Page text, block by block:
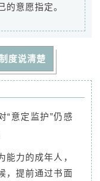
的意愿指定。
度说清楚
“意定监护”仍感
力的成年人，
，提前通过书面